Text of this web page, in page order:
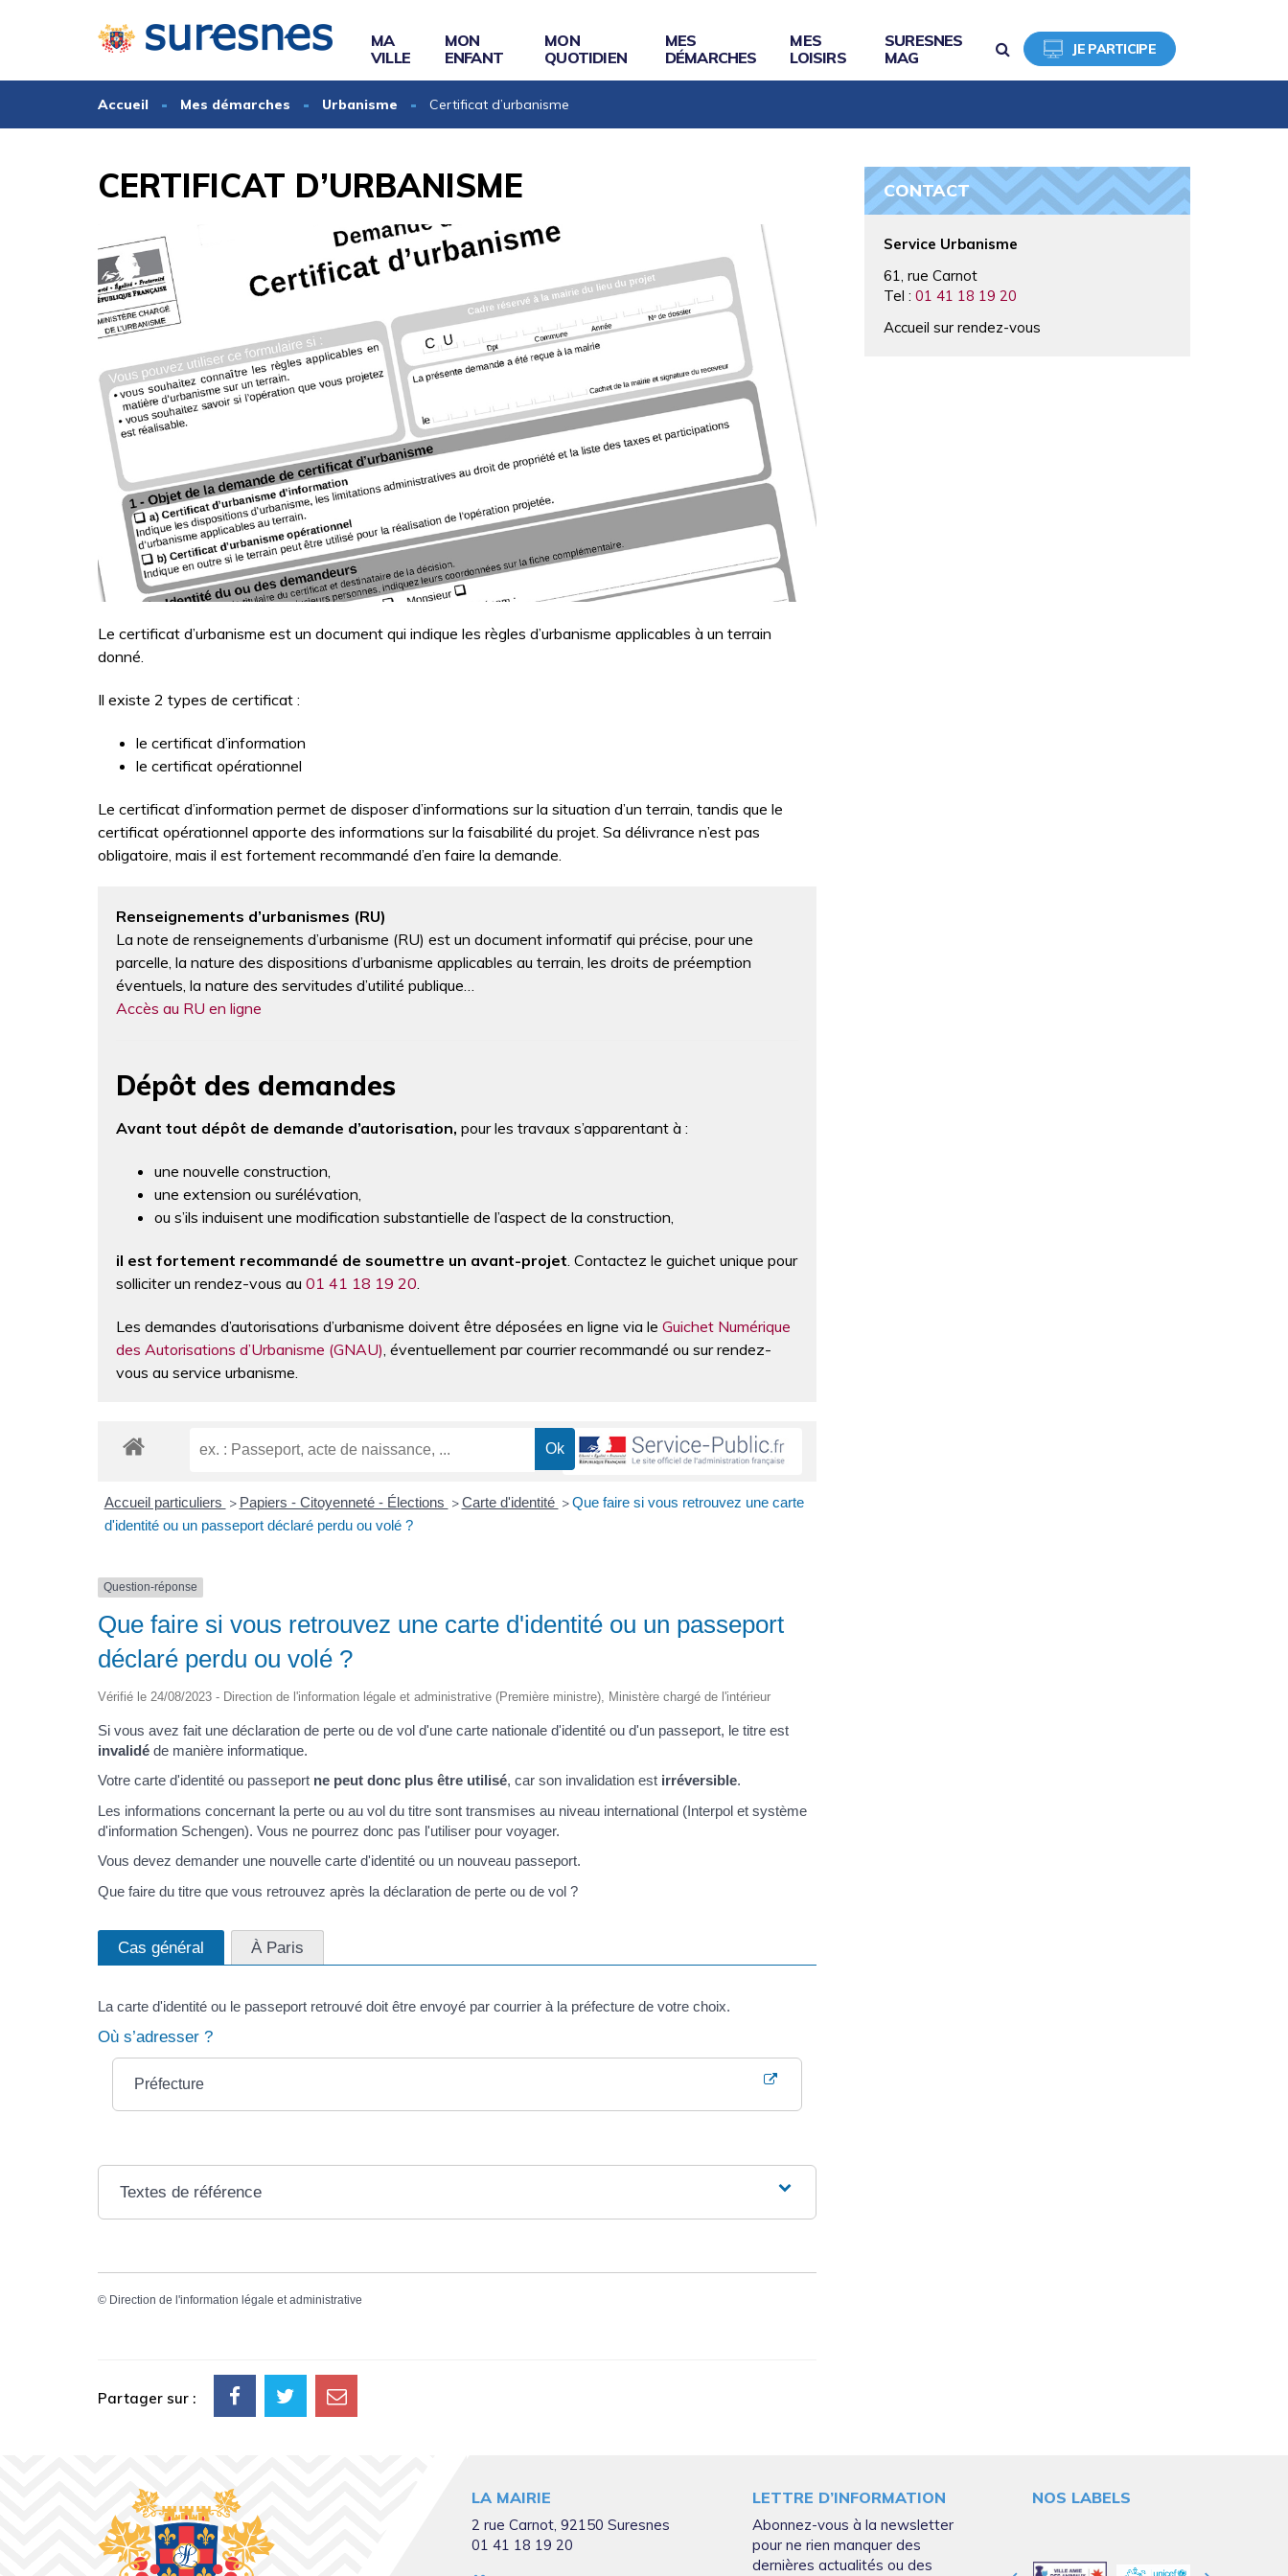
MA
VILLE
MON
ENFANT
MON
QUOTIDIEN
MES
DÉMARCHES
MES
LOISIRS
SURESNES
MAG
RECHERCHEJE PARTICIPE
Accueil Mes démarches Urbanisme Certificat d’urbanisme
CERTIFICAT D’URBANISME
Le certificat d’urbanisme est un document qui indique les règles d’urbanisme applicables à un terrain
donné.
Il existe 2 types de certificat :
le certificat d’information
le certificat opérationnel
Le certificat d’information permet de disposer d’informations sur la situation d’un terrain, tandis que le
certificat opérationnel apporte des informations sur la faisabilité du projet. Sa délivrance n’est pas
obligatoire, mais il est fortement recommandé d’en faire la demande.
Renseignements d’urbanismes (RU)
La note de renseignements d’urbanisme (RU) est un document informatif qui précise, pour une
parcelle, la nature des dispositions d’urbanisme applicables au terrain, les droits de préemption
éventuels, la nature des servitudes d’utilité publique…
Accès au RU en ligne
Dépôt des demandes
Avant tout dépôt de demande d’autorisation, pour les travaux s’apparentant à :
une nouvelle construction,
une extension ou surélévation,
ou s’ils induisent une modification substantielle de l’aspect de la construction,
il est fortement recommandé de soumettre un avant-projet. Contactez le guichet unique pour
solliciter un rendez-vous au 01 41 18 19 20.
Les demandes d’autorisations d’urbanisme doivent être déposées en ligne via le Guichet Numérique
des Autorisations d’Urbanisme (GNAU), éventuellement par courrier recommandé ou sur rendez-
vous au service urbanisme.
Accueil particuliers > Papiers - Citoyenneté - Élections > Carte d'identité > Que faire si vous retrouvez une carte
d'identité ou un passeport déclaré perdu ou volé ?
Question-réponse
Que faire si vous retrouvez une carte d'identité ou un passeport
déclaré perdu ou volé ?
Vérifié le 24/08/2023 - Direction de l'information légale et administrative (Première ministre), Ministère chargé de l'intérieur
Si vous avez fait une déclaration de perte ou de vol d'une carte nationale d'identité ou d'un passeport, le titre est
invalidé de manière informatique.
Votre carte d'identité ou passeport ne peut donc plus être utilisé, car son invalidation est irréversible.
Les informations concernant la perte ou au vol du titre sont transmises au niveau international (Interpol et système
d'information Schengen). Vous ne pourrez donc pas l'utiliser pour voyager.
Vous devez demander une nouvelle carte d'identité ou un nouveau passeport.
Que faire du titre que vous retrouvez après la déclaration de perte ou de vol ?
Cas général À Paris
La carte d'identité ou le passeport retrouvé doit être envoyé par courrier à la préfecture de votre choix.
Où s’adresser ?
Préfecture
Textes de référence
© Direction de l'information légale et administrative
CONTACT
Service Urbanisme
61, rue Carnot
Tel : 01 41 18 19 20
Accueil sur rendez-vous
Partager sur :
LA MAIRIE
2 rue Carnot, 92150 Suresnes
01 41 18 19 20
LETTRE D’INFORMATION
Abonnez-vous à la newsletter
pour ne rien manquer des
dernières actualités ou des
NOS LABELS